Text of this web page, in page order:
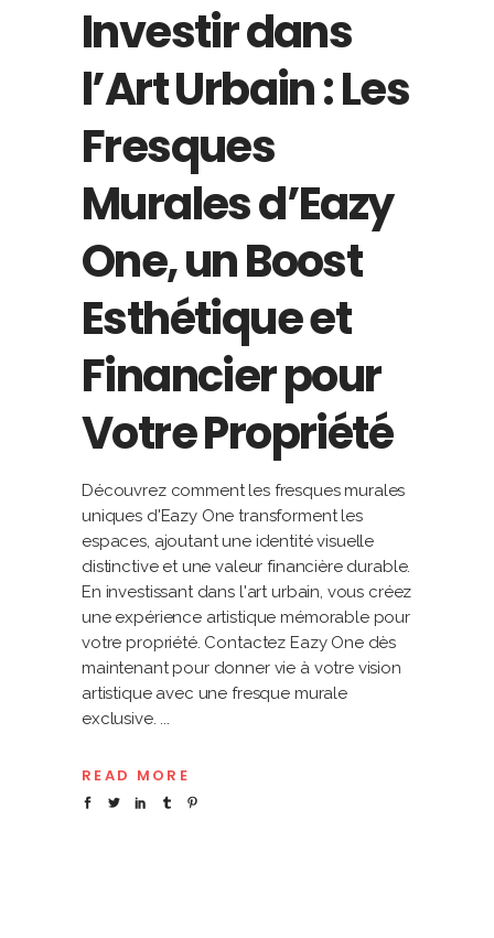
Investir dans
l’Art Urbain : Les
Fresques
Murales d’Eazy
One, un Boost
Esthétique et
Financier pour
Votre Propriété
Découvrez comment les fresques murales
uniques d'Eazy One transforment les
espaces, ajoutant une identité visuelle
distinctive et une valeur financière durable.
En investissant dans l'art urbain, vous créez
une expérience artistique mémorable pour
votre propriété. Contactez Eazy One dès
maintenant pour donner vie à votre vision
artistique avec une fresque murale
exclusive.
READ MORE